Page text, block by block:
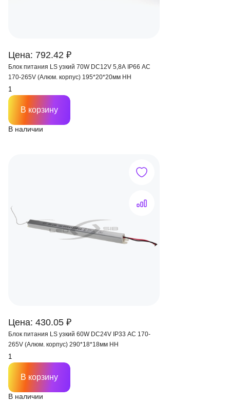
Цена: 792.42 ₽
Блок питания LS узкий 70W DC12V 5,8A IP66 AC
170-265V (Алюм. корпус) 195*20*20мм HH
В наличии
В корзину
Цена: 430.05 ₽
Блок питания LS узкий 60W DC24V IP33 AC 170-
265V (Алюм. корпус) 290*18*18мм HH
В наличии
В корзину